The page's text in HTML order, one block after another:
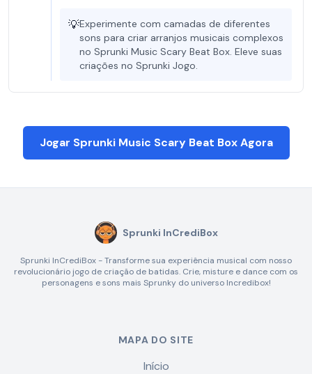
💡Experimente com camadas de diferentes
sons para criar arranjos musicais complexos
no Sprunki Music Scary Beat Box. Eleve suas
criações no Sprunki Jogo.
Jogar Sprunki Music Scary Beat Box Agora
Sprunki InCrediBox
Sprunki InCrediBox - Transforme sua experiência musical com nosso
revolucionário jogo de criação de batidas. Crie, misture e dance com os
personagens e sons mais Sprunky do universo Incredibox!
MAPA DO SITE
Início